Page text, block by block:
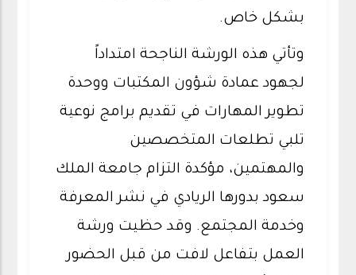
بشكل خاص.
وتأتي هذه الورشة الناجحة امتداداً
لجهود عمادة شؤون المكتبات ووحدة
تطوير المهارات في تقديم برامج نوعية
تلبي تطلعات المتخصصين
والمهتمين، مؤكدة التزام جامعة الملك
سعود بدورها الريادي في نشر المعرفة
وخدمة المجتمع. وقد حظيت ورشة
العمل بتفاعل لافت من قبل الحضور